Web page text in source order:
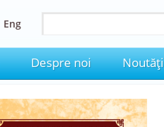
Eng
Despre noi Noutăţi